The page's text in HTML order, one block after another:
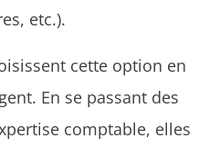
etc.).
cette option en
En se passant des
comptable, elles